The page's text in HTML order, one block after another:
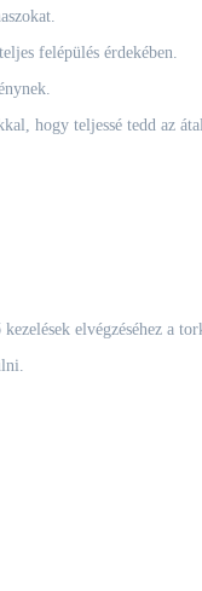
felépülés érdekében.
hogy teljessé tedd az
elvégzéséhez a